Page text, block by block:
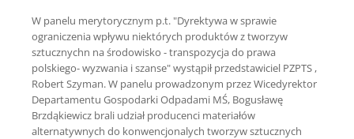
W panelu merytorycznym p.t. "Dyrektywa w sprawie
ograniczenia wpływu niektórych produktów z tworzyw
sztucznychn na środowisko - transpozycja do prawa
polskiego- wyzwania i szanse" wystąpił przedstawiciel PZPTS ,
Robert Szyman. W panelu prowadzonym przez Wicedyrektor
Departamentu Gospodarki Odpadami MŚ, Bogusławę
Brzdąkiewicz brali udział producenci materiałów
alternatywnych do konwencjonalych tworzyw sztucznych